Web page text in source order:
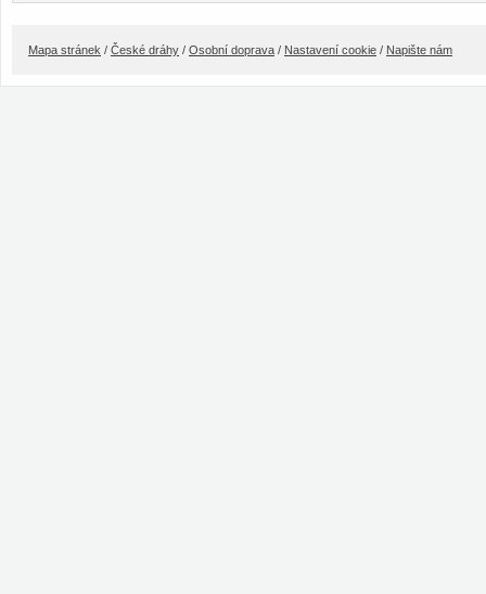
Mapa stránek / České dráhy / Osobní doprava / Nastavení cookie / Napište nám